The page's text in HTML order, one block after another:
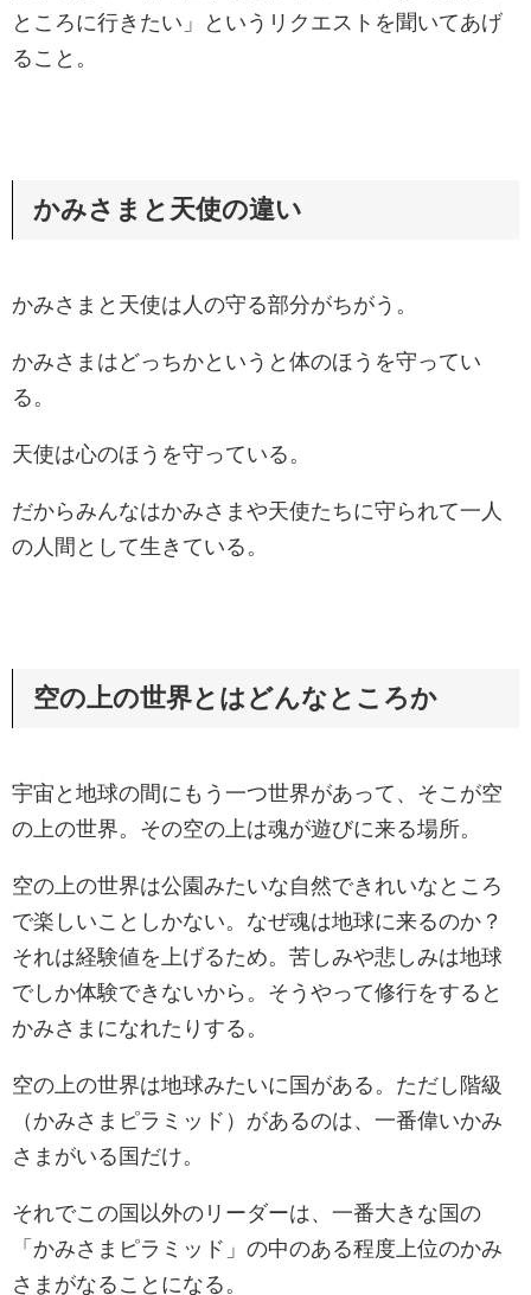
ところに行きたい」というリクエストを聞いてあげ
ること。
かみさまと天使の違い
かみさまと天使は人の守る部分がちがう。
かみさまはどっちかというと体のほうを守ってい
る。
天使は心のほうを守っている。
だからみんなはかみさまや天使たちに守られて一人
の人間として生きている。
空の上の世界とはどんなところか
宇宙と地球の間にもう一つ世界があって、そこが空
の上の世界。その空の上は魂が遊びに来る場所。
空の上の世界は公園みたいな自然できれいなところ
で楽しいことしかない。なぜ魂は地球に来るのか？
それは経験値を上げるため。苦しみや悲しみは地球
でしか体験できないから。そうやって修行をすると
かみさまになれたりする。
空の上の世界は地球みたいに国がある。ただし階級
（かみさまピラミッド）があるのは、一番偉いかみ
さまがいる国だけ。
それでこの国以外のリーダーは、一番大きな国の
「かみさまピラミッド」の中のある程度上位のかみ
さまがなることになる。